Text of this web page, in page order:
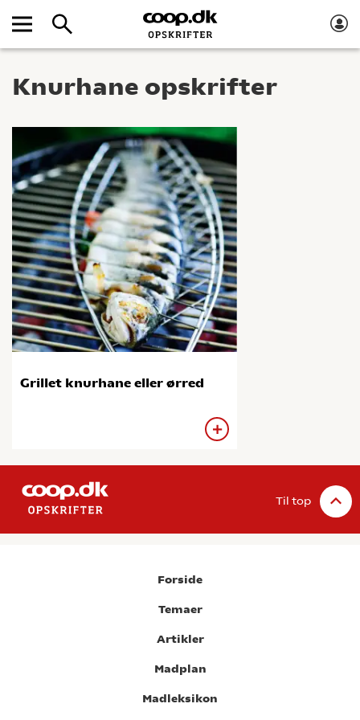
Knurhane opskrifter
Grillet knurhane eller ørred
Til top
Forside
Temaer
Artikler
Madplan
Madleksikon